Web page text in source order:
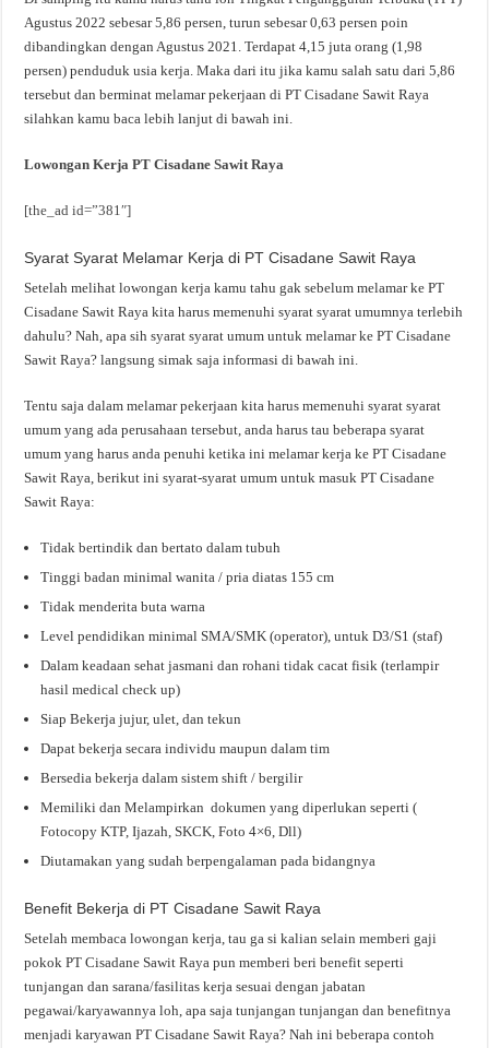
Agustus 2022 sebesar 5,86 persen, turun sebesar 0,63 persen poin
dibandingkan dengan Agustus 2021. Terdapat 4,15 juta orang (1,98
persen) penduduk usia kerja. Maka dari itu jika kamu salah satu dari 5,86
tersebut dan berminat melamar pekerjaan di PT Cisadane Sawit Raya
silahkan kamu baca lebih lanjut di bawah ini.
Lowongan Kerja PT Cisadane Sawit Raya
[the_ad id=”381″]
Syarat Syarat Melamar Kerja di PT Cisadane Sawit Raya
Setelah melihat lowongan kerja kamu tahu gak sebelum melamar ke PT
Cisadane Sawit Raya kita harus memenuhi syarat syarat umumnya terlebih
dahulu? Nah, apa sih syarat syarat umum untuk melamar ke PT Cisadane
Sawit Raya? langsung simak saja informasi di bawah ini.
Tentu saja dalam melamar pekerjaan kita harus memenuhi syarat syarat
umum yang ada perusahaan tersebut, anda harus tau beberapa syarat
umum yang harus anda penuhi ketika ini melamar kerja ke PT Cisadane
Sawit Raya, berikut ini syarat-syarat umum untuk masuk PT Cisadane
Sawit Raya:
Tidak bertindik dan bertato dalam tubuh
Tinggi badan minimal wanita / pria diatas 155 cm
Tidak menderita buta warna
Level pendidikan minimal SMA/SMK (operator), untuk D3/S1 (staf)
Dalam keadaan sehat jasmani dan rohani tidak cacat fisik (terlampir
hasil medical check up)
Siap Bekerja jujur, ulet, dan tekun
Dapat bekerja secara individu maupun dalam tim
Bersedia bekerja dalam sistem shift / bergilir
Memiliki dan Melampirkan dokumen yang diperlukan seperti (
Fotocopy KTP, Ijazah, SKCK, Foto 4×6, Dll)
Diutamakan yang sudah berpengalaman pada bidangnya
Benefit Bekerja di PT Cisadane Sawit Raya
Setelah membaca lowongan kerja, tau ga si kalian selain memberi gaji
pokok PT Cisadane Sawit Raya pun memberi beri benefit seperti
tunjangan dan sarana/fasilitas kerja sesuai dengan jabatan
pegawai/karyawannya loh, apa saja tunjangan tunjangan dan benefitnya
menjadi karyawan PT Cisadane Sawit Raya? Nah ini beberapa contoh